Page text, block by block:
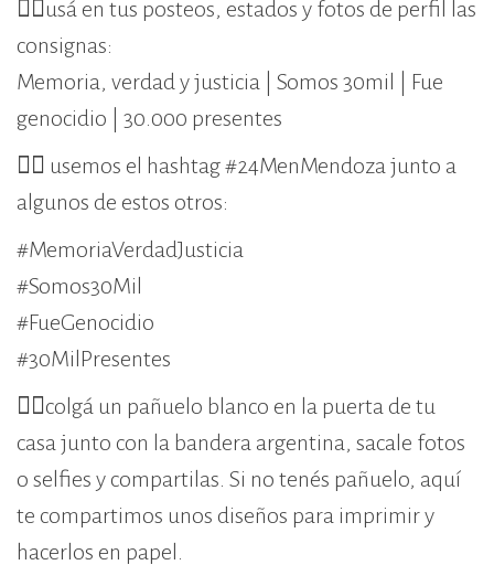
👉🏾usá en tus posteos, estados y fotos de perfil las
consignas:
Memoria, verdad y justicia | Somos 30mil | Fue
genocidio | 30.000 presentes
👉🏾 usemos el hashtag #24MenMendoza junto a
algunos de estos otros:
#MemoriaVerdadJusticia
#Somos30Mil
#FueGenocidio
#30MilPresentes
👉🏾colgá un pañuelo blanco en la puerta de tu
casa junto con la bandera argentina, sacale fotos
o selfies y compartilas. Si no tenés pañuelo, aquí
te compartimos unos diseños para imprimir y
hacerlos en papel.